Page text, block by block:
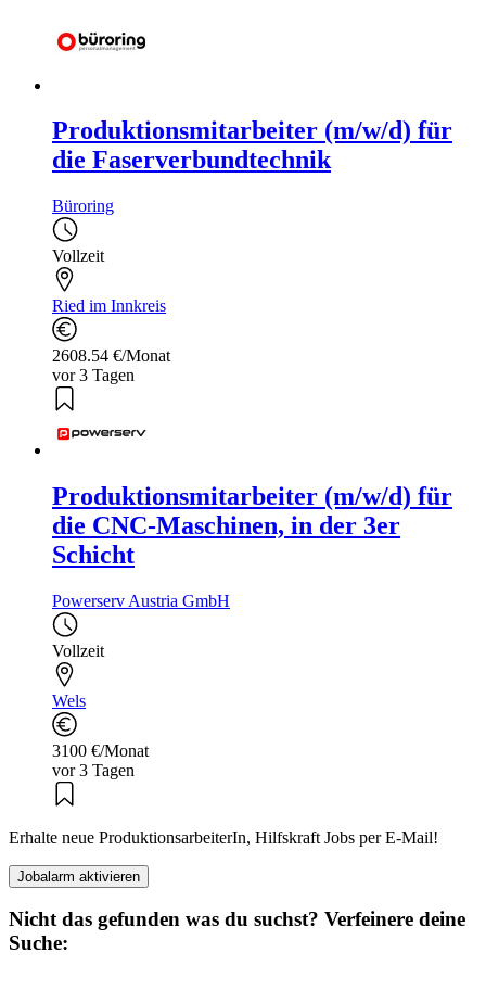
Produktionsmitarbeiter (m/w/d) für
die Faserverbundtechnik
Büroring
Vollzeit
Ried im Innkreis
2608.54 €/Monat
vor 3 Tagen
Produktionsmitarbeiter (m/w/d) für
die CNC-Maschinen, in der 3er
Schicht
Powerserv Austria GmbH
Vollzeit
Wels
3100 €/Monat
vor 3 Tagen
Erhalte neue ProduktionsarbeiterIn, Hilfskraft Jobs per E-Mail!
Jobalarm aktivieren
Nicht das gefunden was du suchst? Verfeinere deine
Suche: